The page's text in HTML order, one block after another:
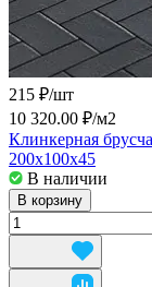
215 ₽/шт
10 320.00 ₽/м2
Клинкерная
200х100х45
В наличии
В корзину